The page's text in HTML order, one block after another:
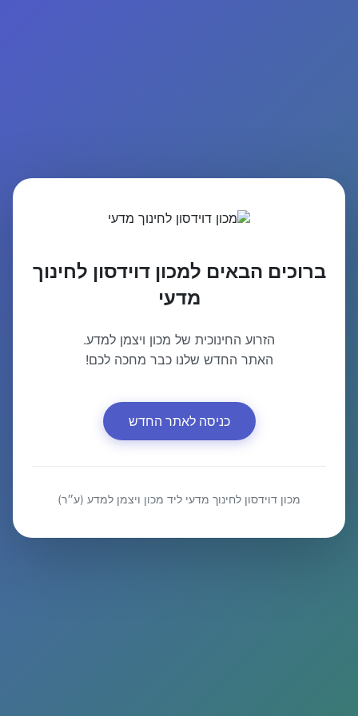
ברוכים הבאים למכון דוידסון לחינוך
מדעי
הזרוע החינוכית של מכון ויצמן למדע.
האתר החדש שלנו כבר מחכה לכם!
כניסה לאתר החדש
מכון דוידסון לחינוך מדעי ליד מכון ויצמן למדע (ע״ר)